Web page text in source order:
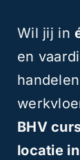
Wil jij in
en
BHV
locatie